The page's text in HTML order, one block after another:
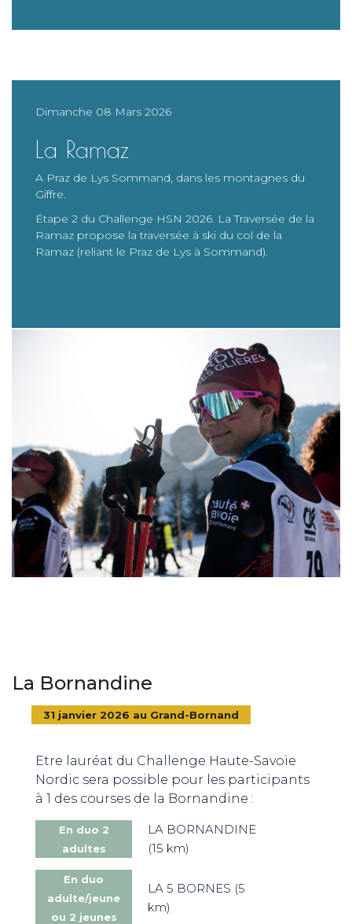
Dimanche 08 Mars 2026
La Ramaz
A Praz de Lys Sommand, dans les montagnes du
Giffre.
Étape 2 du Challenge HSN 2026. La Traversée de la
Ramaz propose la traversée à ski du col de la
Ramaz (reliant le Praz de Lys à Sommand).
La Bornandine
31 janvier 2026 au Grand-Bornand
Etre lauréat du Challenge Haute-Savoie
Nordic sera possible pour les participants
à 1 des courses de la Bornandine :
En duo 2
adultes
LA BORNANDINE
(15 km)
En duo
adulte/jeune
ou 2 jeunes
LA 5 BORNES (5
km)